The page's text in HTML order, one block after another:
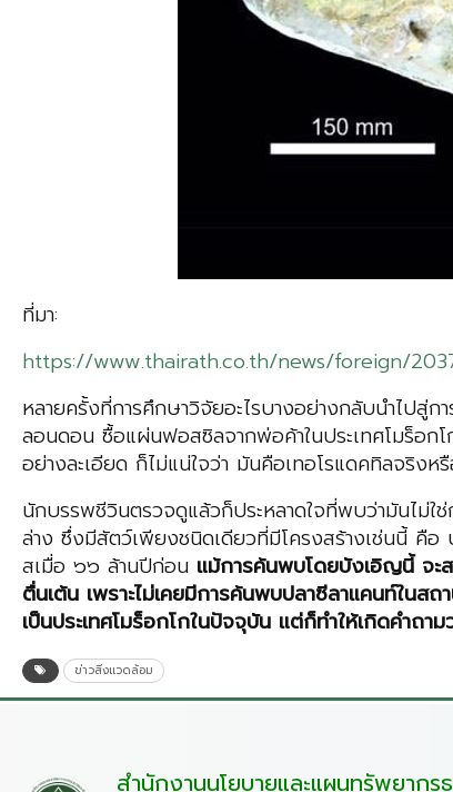
ที่มา:
https://www.thairath.co.th/news/foreign/
หลายครั้งที่การศึกษาวิจัยอะไรบางอย่างกลับนำไป
ลอนดอน ซื้อแผ่นฟอสซิลจากพ่อค้าในประเทศโมร็อก
อย่างละเอียด ก็ไม่แน่ใจว่า มันคือเทอโรแดคทิลจริ
นักบรรพชีวินตรวจดูแล้วก็ประหลาดใจที่พบว่ามันไม่
ล่าง ซึ่งมีสัตว์เพียงชนิดเดียวที่มีโครงสร้างเช่นนี้ คื
สเมื่อ ๖๖ ล้านปีก่อน แม้การค้นพบโดยบังเอิญนี้ จะ
ตื่นเต้น เพราะไม่เคยมีการค้นพบปลาซีลาแคนท์ใน
เป็นประเทศโมร็อกโกในปัจจุบัน แต่ก็ทำให้เกิดคำถ
ข่าวสิ่งแวดล้อม
สำนักงานนโยบายและแผนทรัพยากร